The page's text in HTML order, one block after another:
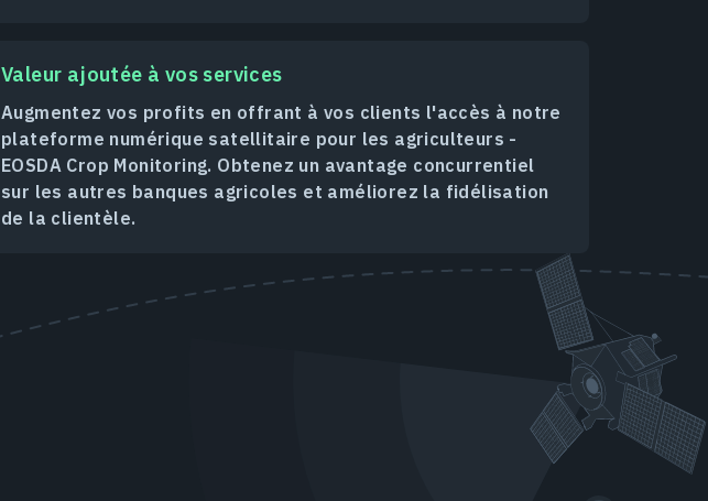
Valeur ajoutée à vos services
Augmentez vos profits en offrant à vos clients l'accès à notre
plateforme numérique satellitaire pour les agriculteurs -
EOSDA Crop Monitoring. Obtenez un avantage concurrentiel
sur les autres banques agricoles et améliorez la fidélisation
de la clientèle.